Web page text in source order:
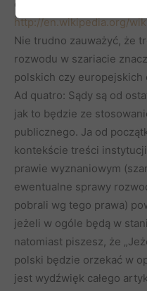
encyklopedycznej
http://en.wikipedia.org/
Nie trudno zauważyć, że
rozwodu w szariacie
polskich czy europejskich
Ad quatro: Sądy są od
jak to będzie ze
publicznego. Ja od
kontekście treści
prawie wyznaniowym
ewentualne sprawy
pobrali wg tego prawa)
jeżeli w ogóle będą w
natomiast piszesz, że
polski będzie orzekać w
jest wydźwięk całego